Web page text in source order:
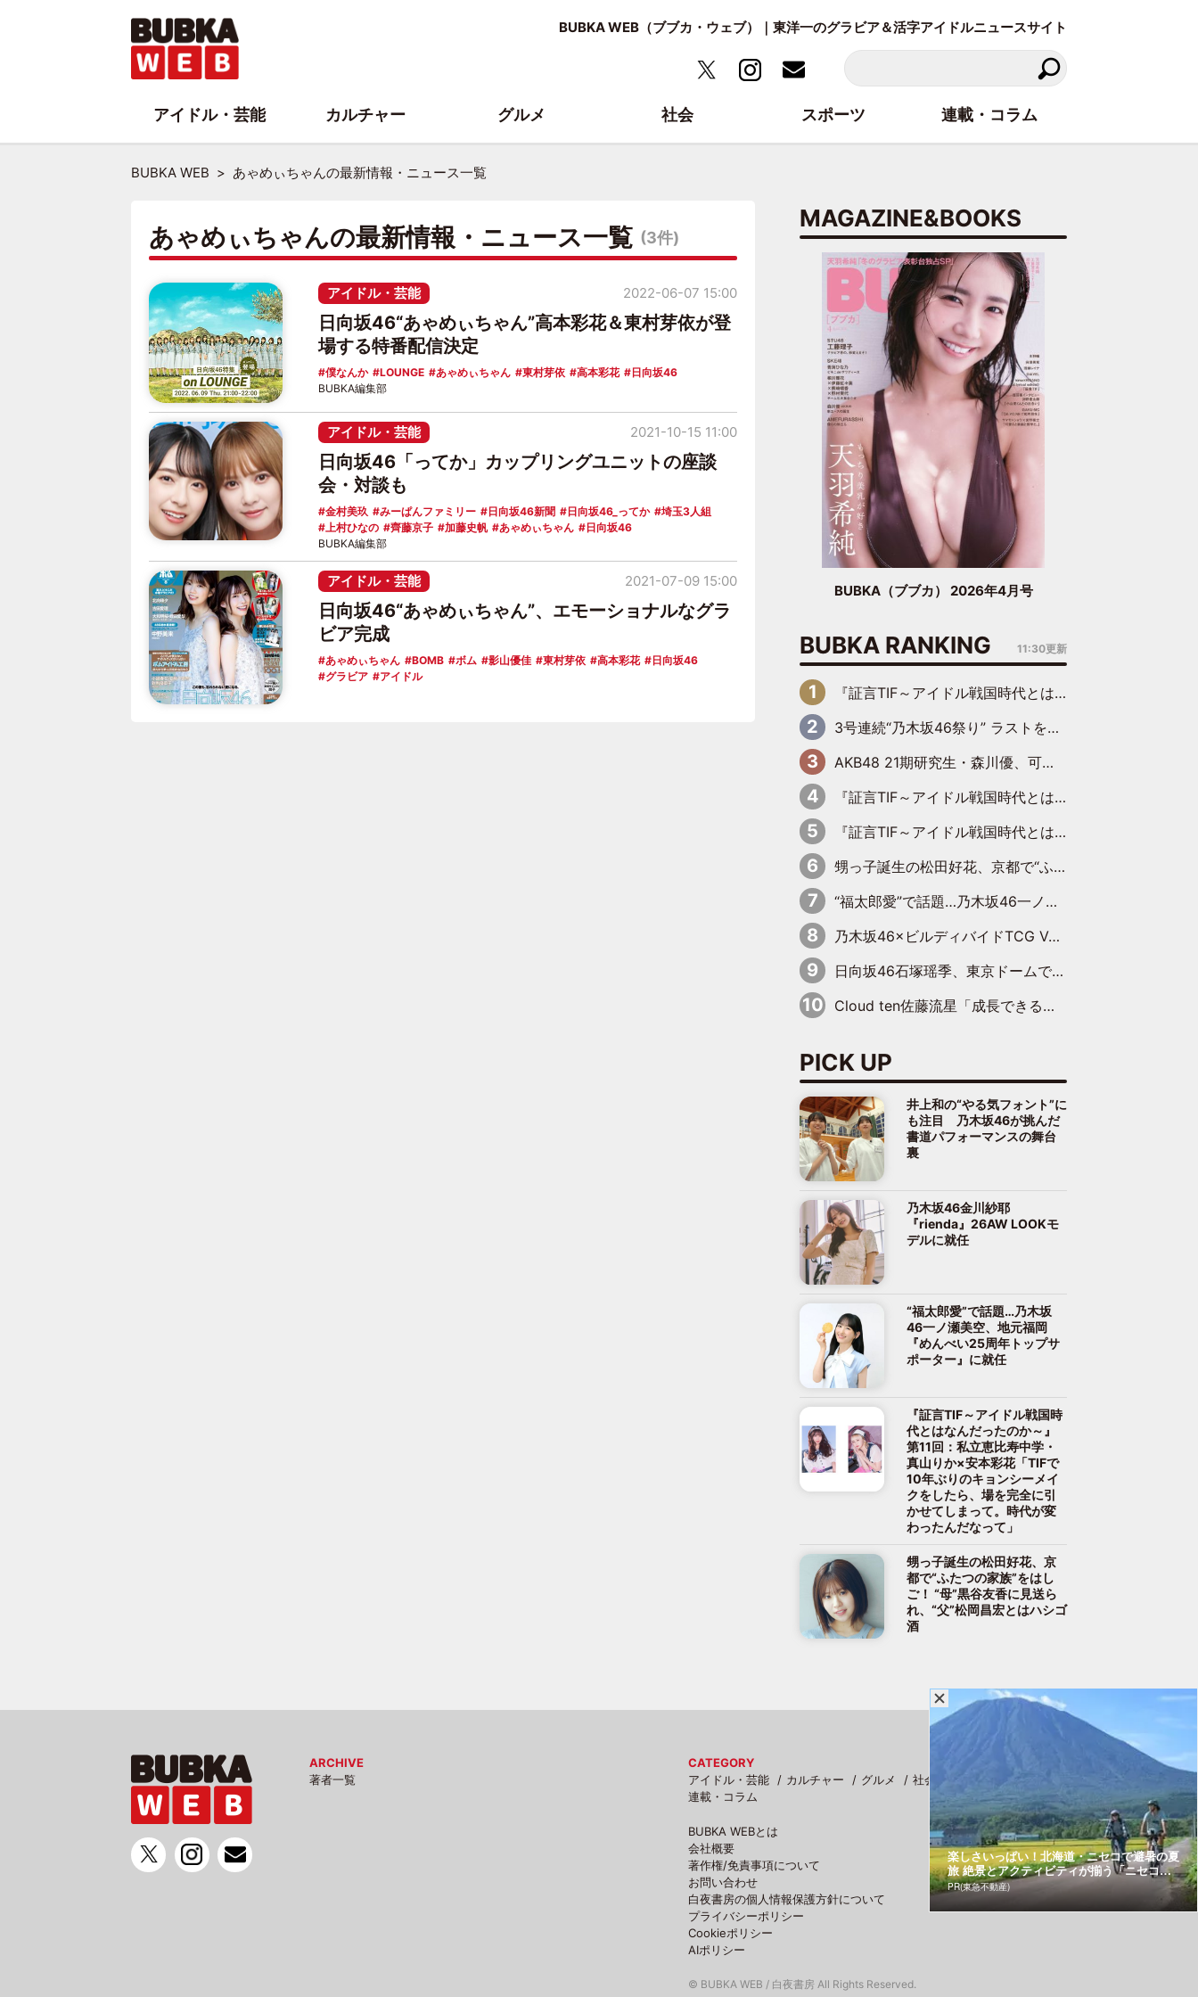
BUBKA WEB（ブブカ・ウェブ）｜東洋一のグラビア＆活字アイドルニュースサイト
BUBKA WEB あゃめぃちゃんの最新情報・ニュース一覧
あゃめぃちゃんの最新情報・ニュース一覧 (3件)
アイドル・芸能
日向坂46“あゃめぃちゃん”高本彩花＆東村芽依が登
場する特番配信決定
僕なんか LOUNGE あゃめぃちゃん 東村芽依 高本彩花 日向坂46
2022-06-07 15:00
BUBKA編集部
アイドル・芸能
日向坂46「ってか」カップリングユニットの座談
会・対談も
金村美玖 みーぱんファミリー 日向坂46新聞 日向坂46_ってか
埼玉3人組
上村ひなの
齊藤京子 加藤史帆 あゃめぃちゃん 日向坂46
2021-10-15 11:00
BUBKA編集部
アイドル・芸能
日向坂46“あゃめぃちゃん”、エモーショナルなグラ
ビア完成
あゃめぃちゃん BOMB ボム 影山優佳 東村芽依 高本彩花
日向坂46
グラビア
アイドル
2021-07-09 15:00
MAGAZINE&BOOKS
BUBKA（ブブカ） 2026年4月号
BUBKA RANKING 11:30更新
『証言TIF～アイドル戦国時代とはなんだったのか～』第6回：でんぱ組.inc・古川未鈴×相沢梨紗「『ハロプロやりたかったな』って言ったら、夢眠ねむさんに『てめえはでんぱ組．incなんだよ！』って肩パンされて(笑)」
3号連続“乃木坂46祭り” ラストを飾るのは賀喜遥香…5年ぶりの登場に「5年分大人になった私を見ていただけたら」
AKB48 21期研究生・森川優、可愛さもある大人の女性に
『証言TIF～アイドル戦国時代とはなんだったのか～』第11回：私立恵比寿中学・真山りか×安本彩花「TIFで10年ぶりのキョンシーメイクをしたら、場を完全に引かせてしまって。時代が変わったんだなって」
『証言TIF～アイドル戦国時代とはなんだったのか～』第10回：さくら学院・武藤彩未×飯田らうら「正直、中3で辞めるというのを信じてなくて。そう言われてはいたけど、嘘でしょって」
甥っ子誕生の松田好花、京都で“ふたつの家族”をはしご！ “母”黒谷友香に見送られ、“父”松岡昌宏とはハシゴ酒
“福太郎愛”で話題…乃木坂46一ノ瀬美空、地元福岡『めんべい25周年トップサポーター』に就任
乃木坂46×ビルディバイドTCG Vol.2公開 賀喜遥香＆田村真佑が『京まふ』ステージに登壇
日向坂46石塚瑶季、東京ドームで“観戦バレ”！ ナイツ・塙も認めた「巨人に詳しすぎるアイドル」は元VENUSスクール生で杉内コーチ推し⁉
Cloud ten佐藤流星「成長できる余地がたくさん」、本田高優「何度見ても飽きない公演に」
PICK UP
井上和の“やる気フォント”に
も注目 乃木坂46が挑んだ
書道パフォーマンスの舞台
裏
乃木坂46金川紗耶
『rienda』26AW LOOKモ
デルに就任
“福太郎愛”で話題…乃木坂
46一ノ瀬美空、地元福岡
『めんべい25周年トップサ
ポーター』に就任
『証言TIF～アイドル戦国時
代とはなんだったのか～』
第11回：私立恵比寿中学・
真山りか×安本彩花「TIFで
10年ぶりのキョンシーメイ
クをしたら、場を完全に引
かせてしまって。時代が変
わったんだなって」
甥っ子誕生の松田好花、京
都で“ふたつの家族”をはし
ご！ “母”黒谷友香に見送ら
れ、“父”松岡昌宏とはハシゴ
酒
ARCHIVE
著者一覧
CATEGORY
アイドル・芸能
カルチャー グルメ 社会
スポーツ
連載・コラム
BUBKA WEBとは
会社概要
著作権/免責事項について
お問い合わせ
白夜書房の個人情報保護方針について
プライバシーポリシー
Cookieポリシー
AIポリシー
© BUBKA WEB / 白夜書房 All Rights Reserved.
アイドル・芸能 カルチャー グルメ 社会 スポーツ 連載・コラム
楽しさいっぱい！北海道・ニセコで避暑の夏
旅 絶景とアクティビティが揃う「ニセコ
東...
PR(東急不動産)